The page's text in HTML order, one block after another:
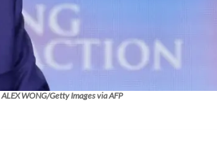
ALEX WONG/Getty Images via AFP